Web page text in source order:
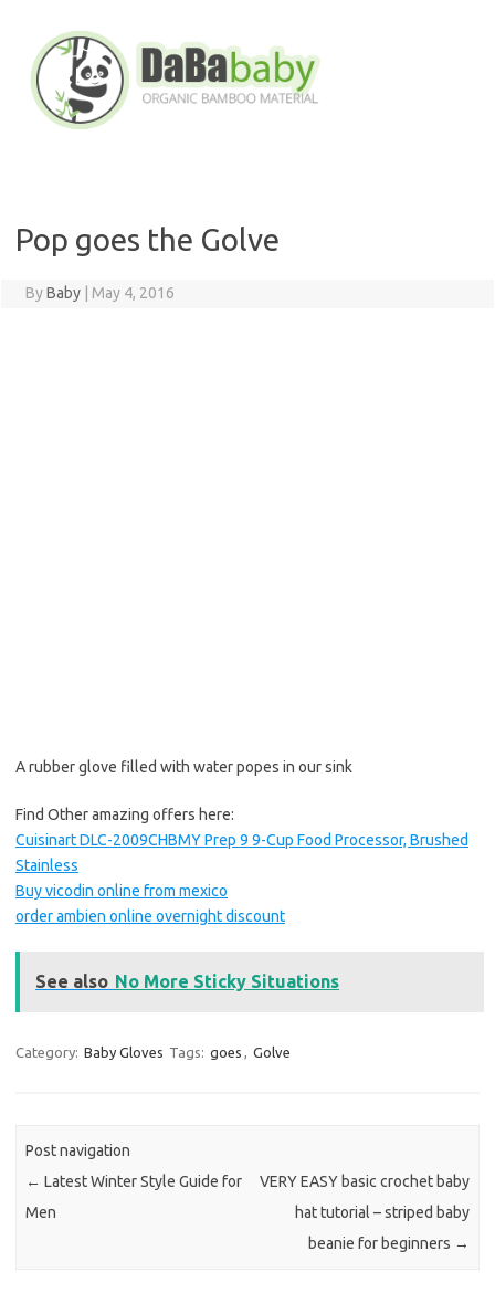
content
Pop goes the Golve
ByBaby May 4, 2016
A rubber glove filled with water popes in our sink
Find Other amazing offers here:
Cuisinart DLC-2009CHBMY Prep 9 9-Cup Food Processor, Brushed
Stainless
Buy vicodin online from mexico
order ambien online overnight discount
See also No More Sticky Situations
Category: Baby Gloves Tags: goes , Golve
Post navigation
← Latest Winter Style Guide for
Men
VERY EASY basic crochet baby
hat tutorial – striped baby
beanie for beginners →